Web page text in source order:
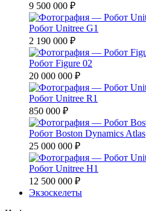
9 500 000 ₽
Робот Unitree G1
2 190 000 ₽
Робот Figure 02
20 000 000 ₽
Робот Unitree R1
850 000 ₽
Робот Boston Dynamics Atlas
25 000 000 ₽
Робот Unitree H1
12 500 000 ₽
Экзоскелеты